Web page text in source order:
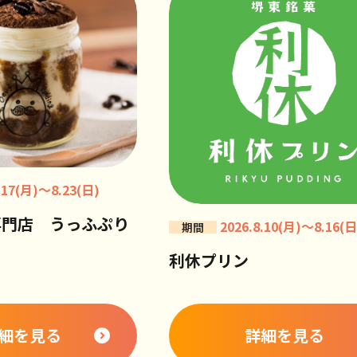
月)～8.23(日)
店 うっふぷり
を見る
期間 2026.8.10(月)～8.16(
利休プリン
詳細を見る